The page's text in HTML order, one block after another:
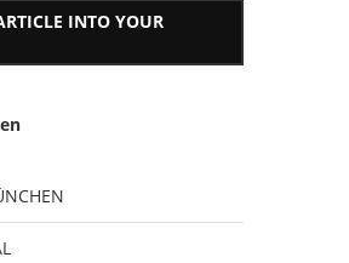
INTO YOUR